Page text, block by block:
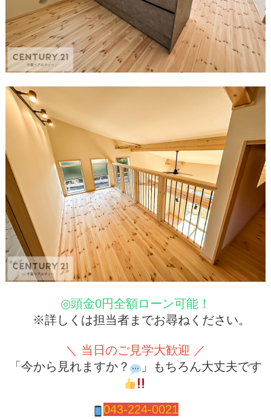
◎頭金0円全額ローン可能！
※詳しくは担当者までお尋ねください。
＼ 当日のご見学大歓迎 ／
「今から見れますか？
」もちろん大丈夫です
043-224-0021